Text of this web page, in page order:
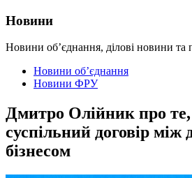
Новини
Новини об’єднання, ділові новини та
Новини об’єднання
Новини ФРУ
Дмитро Олійник про
суспільний договір
бізнесом